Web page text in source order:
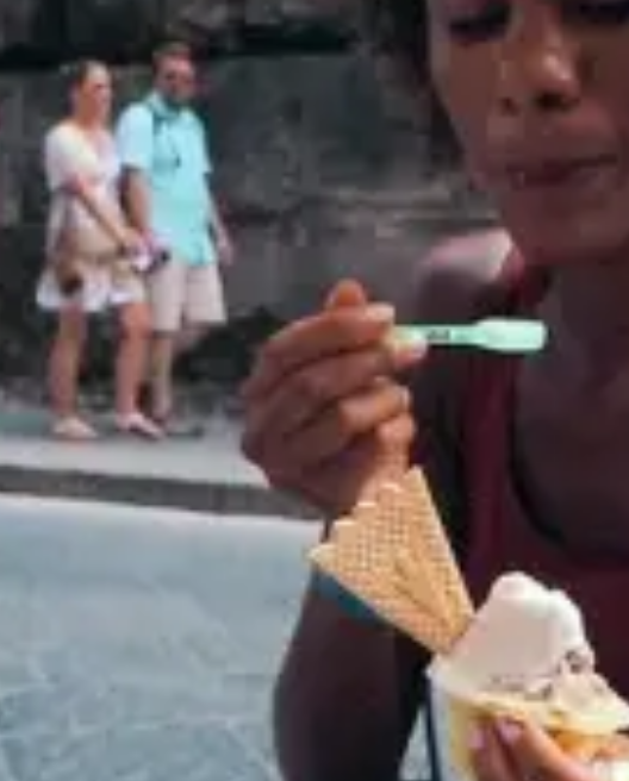
Seoul
Stadttouren
Konzerte
Restaurants
Kino